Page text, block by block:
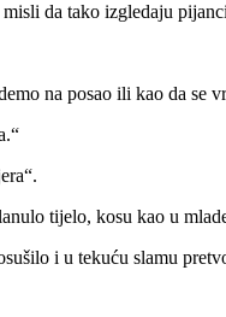
da tako izgledaju
na posao ili kao da se
tijelo, kosu kao u
i u tekuću slamu